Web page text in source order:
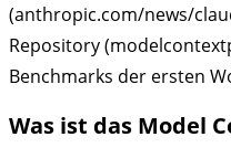
(anthropic.com/news/
Repository
Benchmarks der ersten
Was ist das Model